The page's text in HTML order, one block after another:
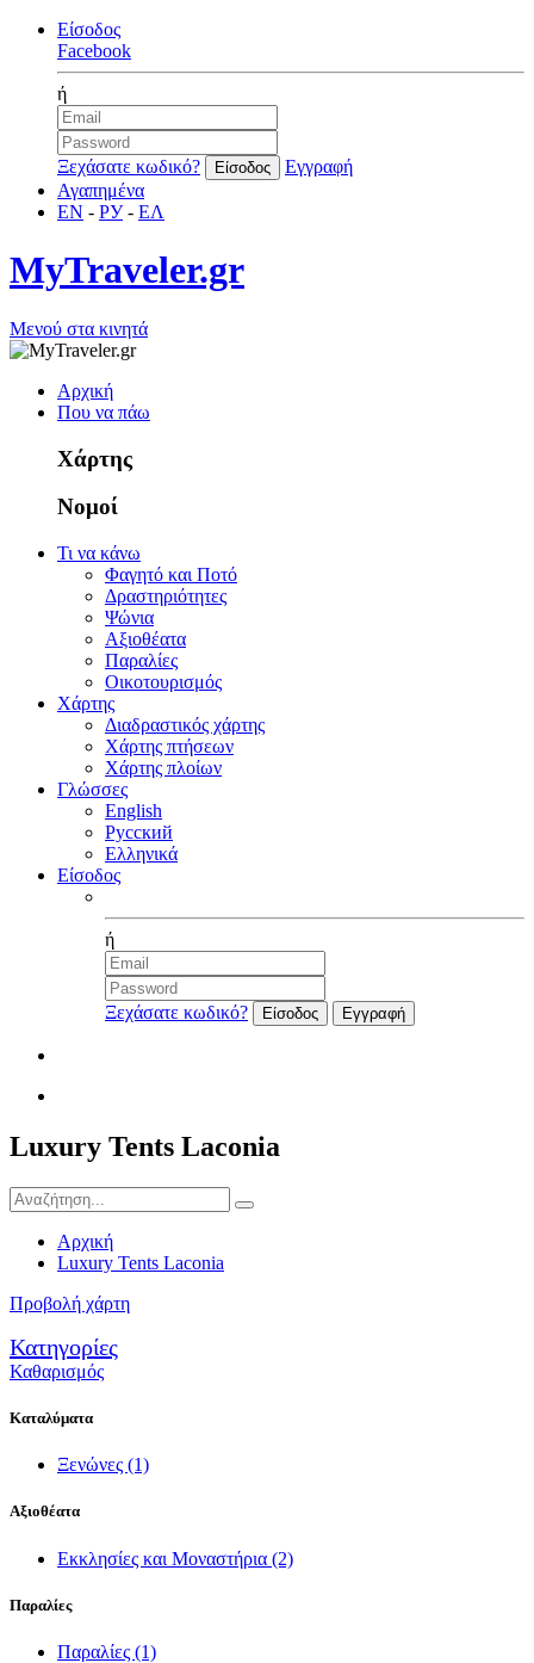
Είσοδος
Facebook
ή
Ξεχάσατε κωδικό?
Εγγραφή
Αγαπημένα
EN - РУ- ΕΛ
MyTraveler.gr
Μενού στα κινητά
Αρχική
Που να πάω
Χάρτης
Νομοί
Τι να κάνω
Φαγητό και Ποτό
Δραστηριότητες
Ψώνια
Αξιοθέατα
Παραλίες
Οικοτουρισμός
Χάρτης
Διαδραστικός χάρτης
Χάρτης πτήσεων
Χάρτης πλοίων
Γλώσσες
English
Русский
Ελληνικά
Είσοδος
ή
Ξεχάσατε κωδικό?
Luxury Tents Laconia
Αρχική
Luxury Tents Laconia
Προβολή χάρτη
Κατηγορίες
Καθαρισμός
Καταλύματα
Ξενώνες (1)
Αξιοθέατα
Εκκλησίες και Μοναστήρια (2)
Παραλίες
Παραλίες (1)